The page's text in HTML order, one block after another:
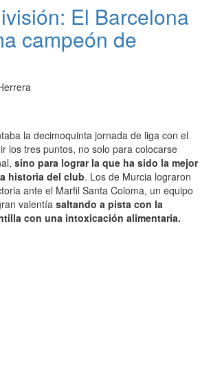
El Barcelona
campeón de
la decimoquinta jornada de liga con el
los tres puntos, no solo para colocarse
sino para lograr la que ha sido la mejor
historia del club. Los de Murcia lograron
ante el Marfil Santa Coloma, un equipo
valentía saltando a pista con la
con una intoxicación alimentaria.